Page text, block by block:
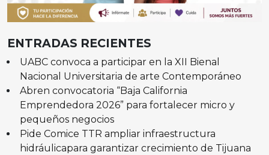
ENTRADAS RECIENTES
UABC convoca a participar en la XII Bienal
Nacional Universitaria de arte Contemporáneo
Abren convocatoria “Baja California
Emprendedora 2026” para fortalecer micro y
pequeños negocios
Pide Comice TTR ampliar infraestructura
hidráulicapara garantizar crecimiento de Tijuana